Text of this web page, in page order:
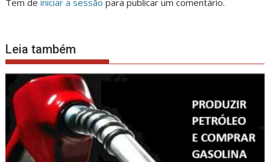
Tem deiniciar a sessão para publicar um comentário.
Leia também